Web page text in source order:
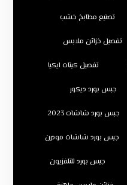
تصنيع مطابخ خشب
تفصيل خزائن ملابس
تفصيل كبتات ايكيا
جبس بورد ديكور
جبس بورد شاشات 2023
جبس بورد شاشات مودرن
جبس بورد للتلفزيون